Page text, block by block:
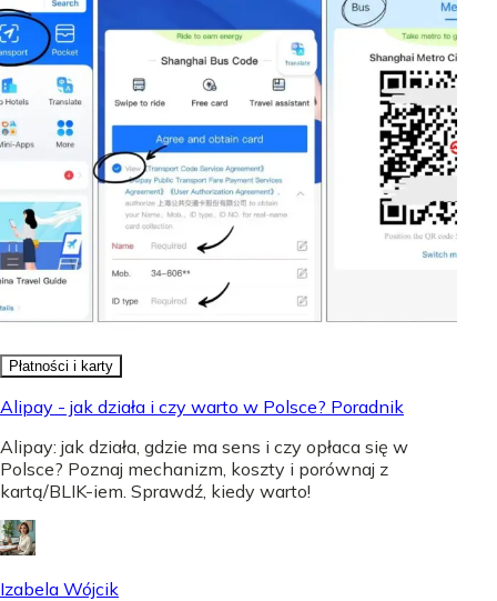
Płatności i karty
Alipay - jak działa i czy warto w Polsce? Poradnik
Alipay: jak działa, gdzie ma sens i czy opłaca się w
Polsce? Poznaj mechanizm, koszty i porównaj z
kartą/BLIK-iem. Sprawdź, kiedy warto!
Izabela Wójcik